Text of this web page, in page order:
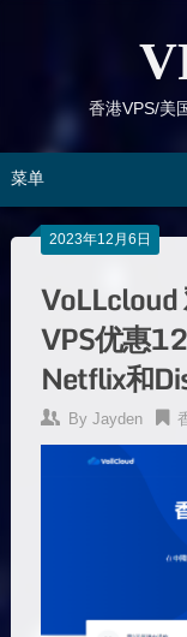
香港VPS/美
菜单
2023年12月6日
VoLLcloud
VPS优惠
Netflix和
By Jayden